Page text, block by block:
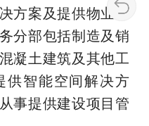
方案及提供物业管
分部包括制造及销
凝土建筑及其他工
供智能空间解决方
事提供建设项目管